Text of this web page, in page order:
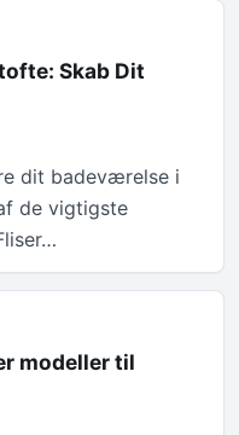
Skab Dit
dit badeværelse i
de vigtigste
modeller til